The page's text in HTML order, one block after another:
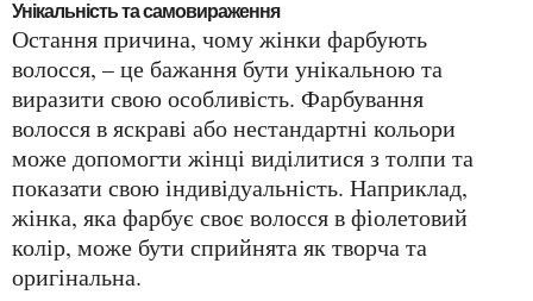
Унікальність та самовираження
Остання причина, чому жінки фарбують
волосся, – це бажання бути унікальною та
виразити свою особливість. Фарбування
волосся в яскраві або нестандартні кольори
може допомогти жінці виділитися з толпи та
показати свою індивідуальність. Наприклад,
жінка, яка фарбує своє волосся в фіолетовий
колір, може бути сприйнята як творча та
оригінальна.